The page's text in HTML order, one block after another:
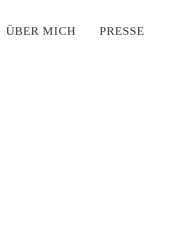
ÜBER MICH PRESSE